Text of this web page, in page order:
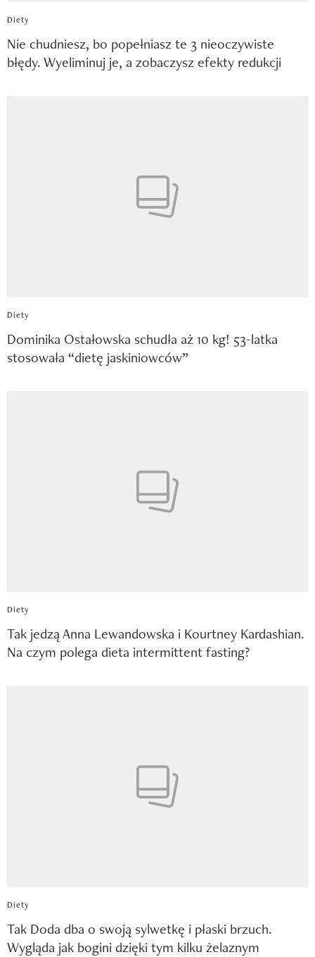
Diety
Nie chudniesz, bo popełniasz te 3 nieoczywiste
błędy. Wyeliminuj je, a zobaczysz efekty redukcji
Diety
Dominika Ostałowska schudła aż 10 kg! 53-latka
stosowała “dietę jaskiniowców”
Diety
Tak jedzą Anna Lewandowska i Kourtney Kardashian.
Na czym polega dieta intermittent fasting?
Diety
Tak Doda dba o swoją sylwetkę i płaski brzuch.
Wygląda jak bogini dzięki tym kilku żelaznym